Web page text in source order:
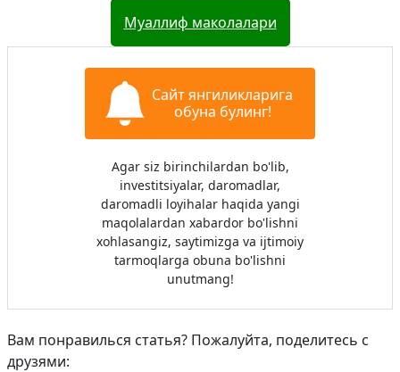
Муаллиф маколалари
Сайт янгиликларига
обуна булинг!
Agar siz birinchilardan bo'lib,
investitsiyalar, daromadlar,
daromadli loyihalar haqida yangi
maqolalardan xabardor bo'lishni
xohlasangiz, saytimizga va ijtimoiy
tarmoqlarga obuna bo'lishni
unutmang!
Вам понравилься статья? Пожалуйта, поделитесь с
друзями: